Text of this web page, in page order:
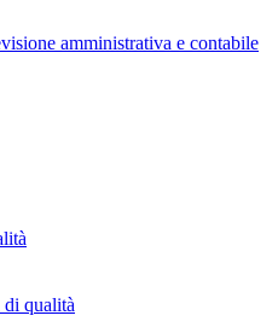
amministrativa e contabile
di qualità